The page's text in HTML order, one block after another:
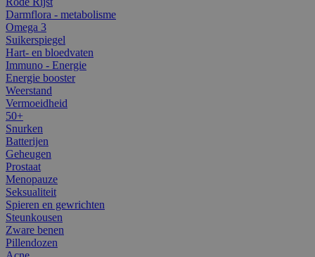
Darmflora - metabolisme
Omega 3
Suikerspiegel
Hart- en bloedvaten
Immuno - Energie
Energie booster
Weerstand
Vermoeidheid
50+
Snurken
Batterijen
Geheugen
Prostaat
Menopauze
Seksualiteit
Spieren en gewrichten
Steunkousen
Zware benen
Pillendozen